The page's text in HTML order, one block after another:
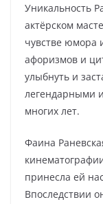
Уникальность
актёрском
чувстве юмора
афоризмов и
улыбнуть и
легендарными
многих лет.
Фаина
принесла ей
Впоследствии